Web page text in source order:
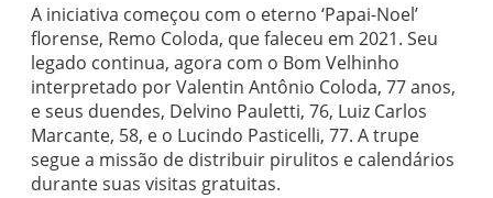
A iniciativa começou com o eterno ‘Papai-Noel’
florense, Remo Coloda, que faleceu em 2021. Seu
legado continua, agora com o Bom Velhinho
interpretado por Valentin Antônio Coloda, 77 anos,
e seus duendes, Delvino Pauletti, 76, Luiz Carlos
Marcante, 58, e o Lucindo Pasticelli, 77. A trupe
segue a missão de distribuir pirulitos e calendários
durante suas visitas gratuitas.